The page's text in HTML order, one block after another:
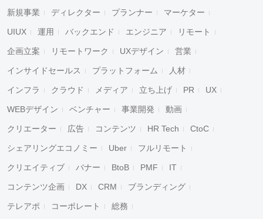
新規事業 ディレクター プランナー マーケター
UIUX 運用 バックエンド エンジニア リモート
企画立案 リモートワーク UXデザイン 営業
インサイドセールス プラットフォーム 人材
インフラ クラウド メディア 立ち上げ PR UX
WEBデザイン ベンチャー 事業開発 動画
クリエーター 広告 コンテンツ HR Tech CtoC
シェアリングエコノミー Uber フルリモート
クリエイティブ バナー BtoB PMF IT
コンテンツ企画 DX CRM ブランディング
テレアポ コーポレート 総務